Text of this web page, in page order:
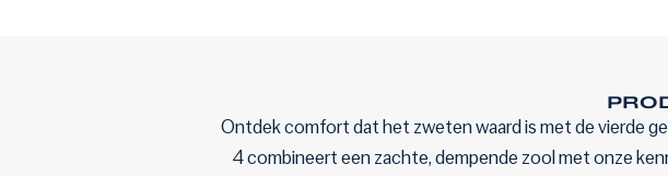
Ontdek comfort dat het zweten waard is met de vierde
4 combineert een zachte, dempende zool met onze